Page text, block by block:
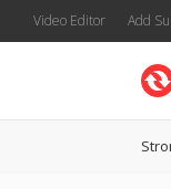
Video Editor Add